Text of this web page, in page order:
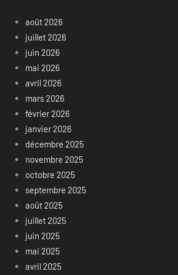
août 2026
juillet 2026
juin 2026
mai 2026
avril 2026
mars 2026
février 2026
janvier 2026
décembre 2025
novembre 2025
octobre 2025
septembre 2025
août 2025
juillet 2025
juin 2025
mai 2025
avril 2025